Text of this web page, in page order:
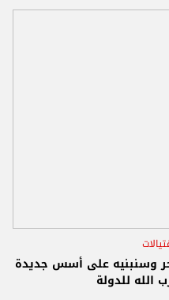
حر وسنبنيه على أسس جديدة
الله للدولة